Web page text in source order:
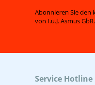
Abonnieren Sie den
von I.u.J. Asmus GbR.
Service Hotline